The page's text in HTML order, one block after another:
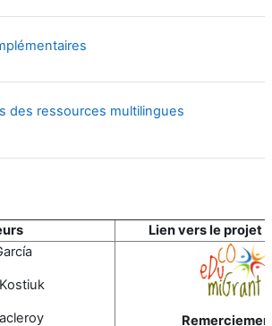
des ressources multilingues
Lien vers le projet